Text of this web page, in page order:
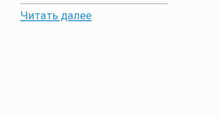
Читать далее